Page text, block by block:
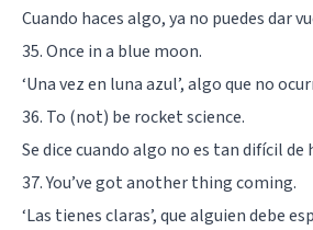
Cuando haces algo, ya no puedes dar
35. Once in a blue moon.
‘Una vez en luna azul’, algo que no
36. To (not) be rocket science.
Se dice cuando algo no es tan difícil de
37. You’ve got another thing coming.
‘Las tienes claras’, que alguien debe